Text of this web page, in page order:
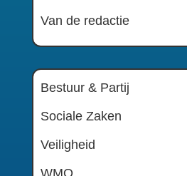
Van de redactie
Bestuur & Partij
Sociale Zaken
Veiligheid
WMO